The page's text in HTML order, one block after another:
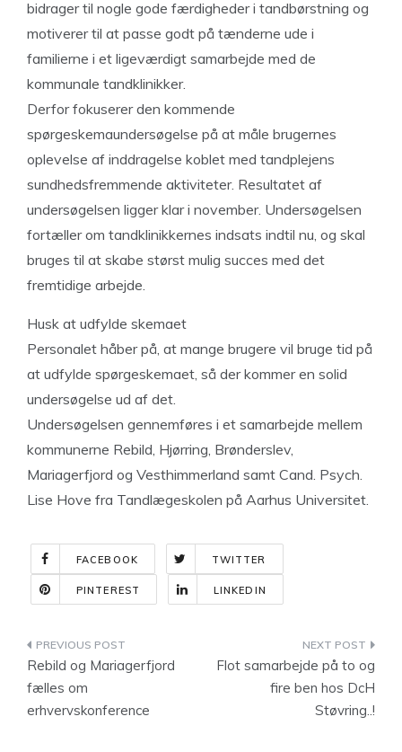
bidrager til nogle gode færdigheder i tandbørstning og
motiverer til at passe godt på tænderne ude i
familierne i et ligeværdigt samarbejde med de
kommunale tandklinikker.
Derfor fokuserer den kommende
spørgeskemaundersøgelse på at måle brugernes
oplevelse af inddragelse koblet med tandplejens
sundhedsfremmende aktiviteter. Resultatet af
undersøgelsen ligger klar i november. Undersøgelsen
fortæller om tandklinikkernes indsats indtil nu, og skal
bruges til at skabe størst mulig succes med det
fremtidige arbejde.
Husk at udfylde skemaet
Personalet håber på, at mange brugere vil bruge tid på
at udfylde spørgeskemaet, så der kommer en solid
undersøgelse ud af det.
Undersøgelsen gennemføres i et samarbejde mellem
kommunerne Rebild, Hjørring, Brønderslev,
Mariagerfjord og Vesthimmerland samt Cand. Psych.
Lise Hove fra Tandlægeskolen på Aarhus Universitet.
FACEBOOK TWITTER
PINTEREST LINKEDIN
Indlægsnavigation
Rebild og Mariagerfjord
fælles om
erhvervskonference
Flot samarbejde på to og
fire ben hos DcH
Støvring..!